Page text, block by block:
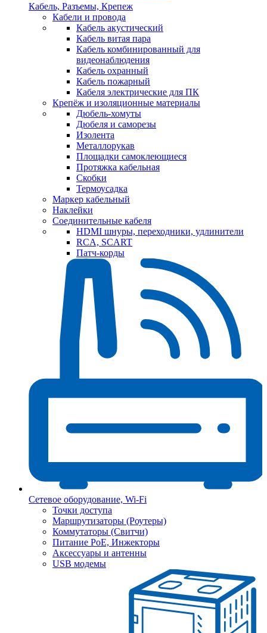
Кабель, Разъемы, Крепеж
Кабели и провода
Кабель акустический
Кабель витая пара
Кабель комбинированный для
видеонаблюдения
Кабель охранный
Кабель пожарный
Кабеля электрические для ПК
Крепёж и изоляционные материалы
Дюбель-хомуты
Дюбеля и саморезы
Изолента
Металлорукав
Площадки самоклеющиеся
Протяжка кабельная
Скобки
Термоусадка
Маркер кабельный
Наклейки
Соединительные кабеля
HDMI шнуры, переходники, удлинители
RCA, SCART
Патч-корды
Сетевое оборудование, Wi-Fi
Точки доступа
Маршрутизаторы (Роутеры)
Коммутаторы (Свитчи)
Питание PoE, Инжекторы
Аксессуары и антенны
USB модемы